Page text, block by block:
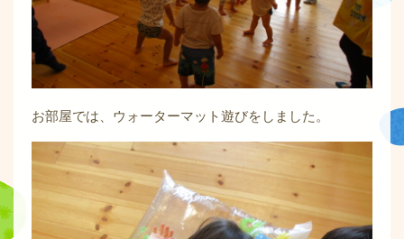
お部屋では、ウォーターマット遊びをしました。